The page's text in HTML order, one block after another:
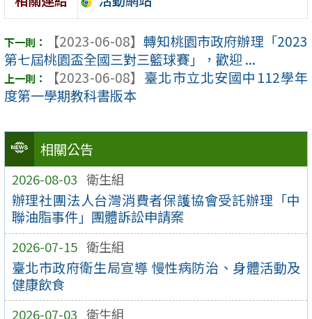
相關公告
2026-08-03 衛生組
辦理社團法人台灣消費者保護協會受託辦理「中
聯油脂事件」團體訴訟申請案
2026-07-15 衛生組
臺北市政府衛生局宣導 慢性病防治、身體活動及
健康飲食
2026-07-03 衛生組
【2023-06-08】 轉知桃園市政府辦理「2023
第七屆桃園盃全國三對三籃球賽」，歡迎 ...
【2023-06-08】 臺北市立北安國中112學年
度第一學期教科書版本